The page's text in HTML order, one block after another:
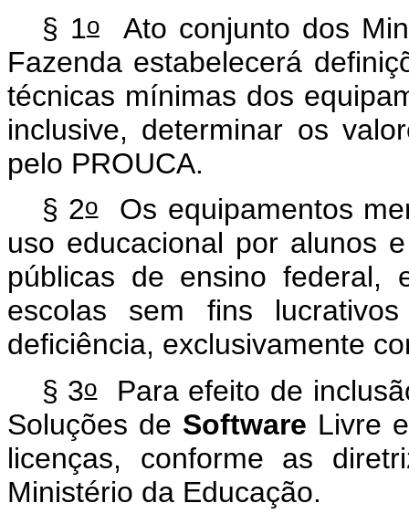
§ 1oAto conjunto dos
Fazenda estabelecerá
técnicas mínimas dos
inclusive, determinar os
pelo PROUCA.
§ 2oOs equipamentos
uso educacional por alunos
públicas de ensino federal,
escolas sem fins
deficiência, exclusivamente
§ 3oPara efeito de
Soluções de Software Livre
licenças, conforme as
Ministério da Educação.